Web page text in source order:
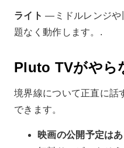
ライト ―ミドルレンジや
題なく動作します。.
Pluto TVがやら
境界線について正直に話
できます。
映画の公開予定は